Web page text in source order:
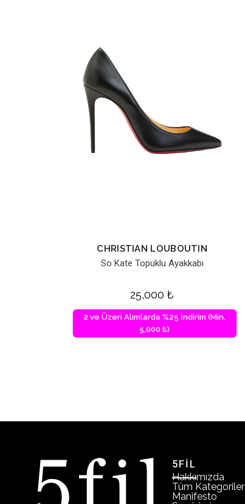
CHRISTIAN LOUBOUTIN
So Kate Topuklu Ayakkabı
25,000₺
2 ve Üzeri Alımlarda %25 İndirim (Min.
5,000 ₺)
5FİL
Hakkımızda
Tüm Kategoriler
Manifesto